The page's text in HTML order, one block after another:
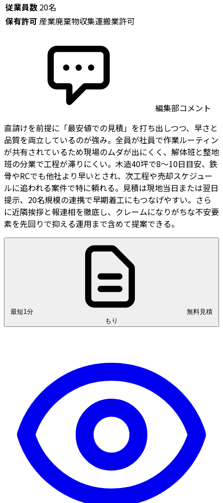
従業員数 20名
保有許可 産業廃棄物収集運搬業許可
編集部コメント
直請けを前提に「最安値での見積」を打ち出しつつ、早さと
品質を両立しているのが強み。全員が社員で作業ルーティン
が共有されているため現場のムダが出にくく、解体班と整地
班の分業で工程が滞りにくい。木造40坪で8〜10日目安、鉄
骨やRCでも他社より早いとされ、次工程や売却スケジュー
ルに追われる案件で特に頼れる。見積は現地当日または翌日
提示、20名規模の連携で早期着工にもつなげやすい。さら
に近隣挨拶と報連相を徹底し、クレームになりがちな不安要
素を先回りで抑える運用まで含めて提案できる。
最短1分
もり